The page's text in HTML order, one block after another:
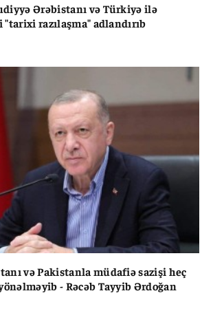
Ərəbistanı və Türkiyə ilə
razılaşma" adlandırıb
və Pakistanla müdafiə sazişi heç
- Rəcəb Tayyib Ərdoğan